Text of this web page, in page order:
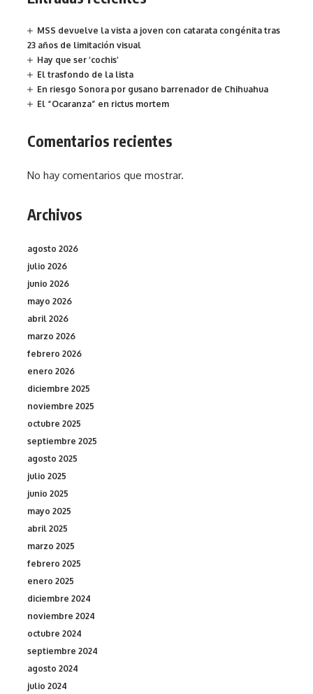
MSS devuelve la vista a joven con catarata congénita tras
23 años de limitación visual
Hay que ser ‘cochis’
El trasfondo de la lista
En riesgo Sonora por gusano barrenador de Chihuahua
El “Ocaranza” en rictus mortem
Comentarios recientes
No hay comentarios que mostrar.
Archivos
agosto 2026
julio 2026
junio 2026
mayo 2026
abril 2026
marzo 2026
febrero 2026
enero 2026
diciembre 2025
noviembre 2025
octubre 2025
septiembre 2025
agosto 2025
julio 2025
junio 2025
mayo 2025
abril 2025
marzo 2025
febrero 2025
enero 2025
diciembre 2024
noviembre 2024
octubre 2024
septiembre 2024
agosto 2024
julio 2024